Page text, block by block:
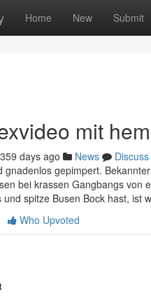
Home New Submit
mit
359 days ago News
Discuss
gnadenlos gepimpert.
bei krassen Gangbangs
und spitze Busen Bock hast, ist
Who Upvoted